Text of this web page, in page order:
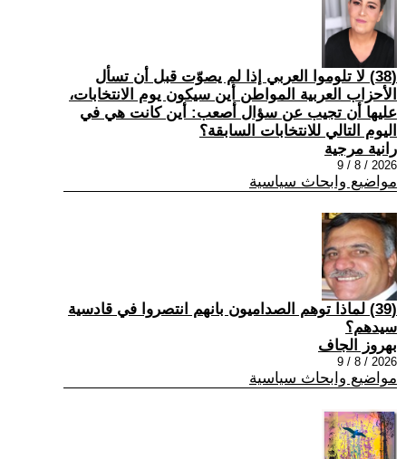
(38) لا تلوموا العربي إذا لم يصوّت قبل أن تسأل
الأحزاب العربية المواطن أين سيكون يوم الانتخابات،
عليها أن تجيب عن سؤال أصعب: أين كانت هي في
اليوم التالي للانتخابات السابقة؟
رانية مرجية
2026 / 8 / 9
مواضيع وابحاث سياسية
(39) ‏لماذا توهم الصداميون بانهم انتصروا في قادسية
سيدهم؟
بهروز الجاف
2026 / 8 / 9
مواضيع وابحاث سياسية